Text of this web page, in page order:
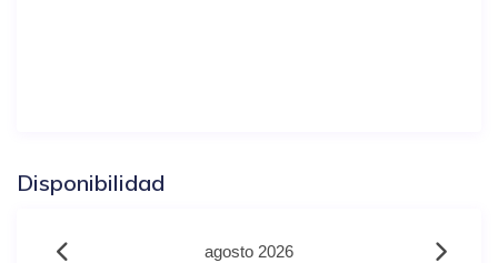
Disponibilidad
agosto 2026